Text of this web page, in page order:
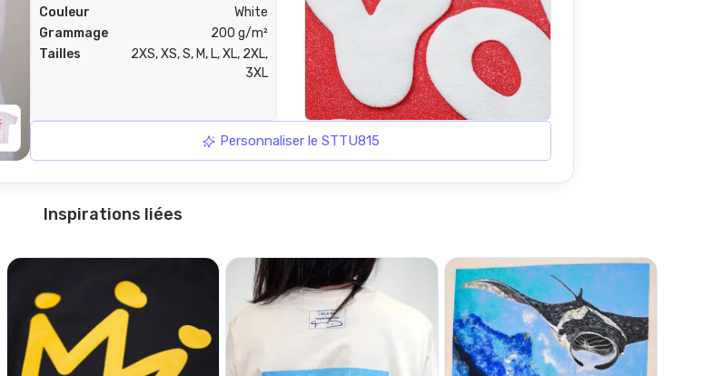
Couleur
White
Grammage
200 g/m²
Tailles
2XS, XS, S, M, L, XL, 2XL,
3XL
Personnaliser le STTU815
Inspirations liées